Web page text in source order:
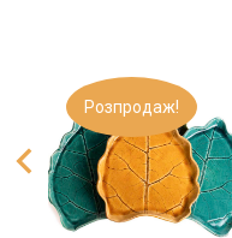
Розпродаж!